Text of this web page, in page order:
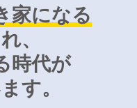
家になる
、
時代が
す。